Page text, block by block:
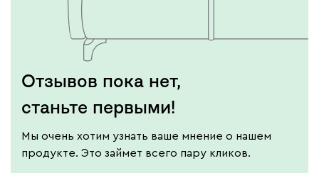
Отзывов пока нет,
станьте первыми!
Мы очень хотим узнать ваше мнение о нашем
продукте. Это займет всего пару кликов.